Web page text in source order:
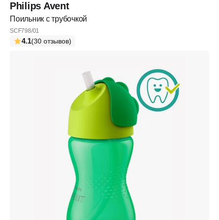
Philips Avent
Поильник с трубочкой
SCF798/01
4.1(30 отзывов)